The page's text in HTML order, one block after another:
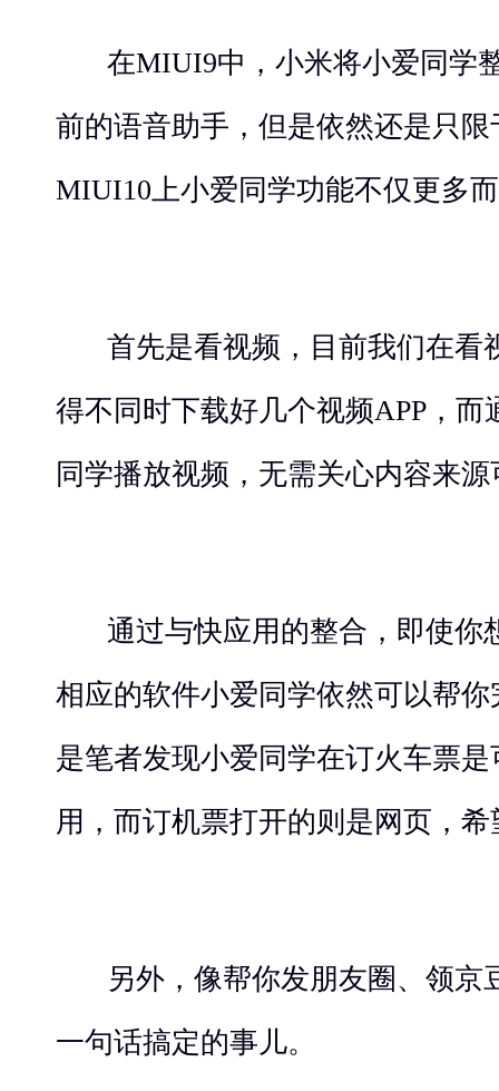
在MIUI9中，小米将小爱同学
前的语音助手，但是依然还是只
MIUI10上小爱同学功能不仅更多
首先是看视频，目前我们在看
得不同时下载好几个视频APP，
同学播放视频，无需关心内容来
通过与快应用的整合，即使你
相应的软件小爱同学依然可以帮
是笔者发现小爱同学在订火车票
用，而订机票打开的则是网页，
另外，像帮你发朋友圈、领京
一句话搞定的事儿。